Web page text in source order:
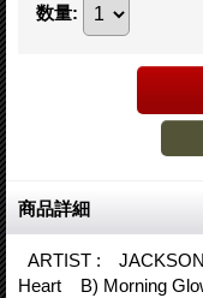
数量:
商品詳細
ARTIST :
Heart B) Morning